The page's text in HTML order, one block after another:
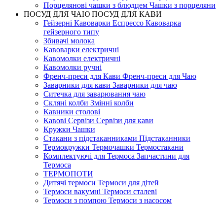
Порцелянові чашки з блюдцем Чашки з порцеляни
ПОСУД ДЛЯ ЧАЮ ПОСУД ДЛЯ КАВИ
Гейзерні Кавоварки Еспрессо Кавоварка
гейзерного типу
Збивачі молока
Кавоварки електричні
Кавомолки електричні
Кавомолки ручні
Френч-преси для Кави Френч-преси для Чаю
Заварники для кави Заварники для чаю
Ситечка для заварювання чаю
Скляні колби Змінні колби
Кавники столові
Кавові Сервізи Сервізи для кави
Кружки Чашки
Стакани з підстаканниками Підстаканники
Термокружки Термочашки Термостакани
Комплектуючі для Термоса Запчастини для
Термоса
ТЕРМОПОТИ
Дитячі термоси Термоси для дітей
Термоси вакумні Термоси сталеві
Термоси з помпою Термоси з насосом